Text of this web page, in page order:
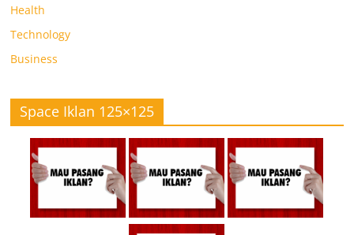
Health
Technology
Business
Space Iklan 125×125